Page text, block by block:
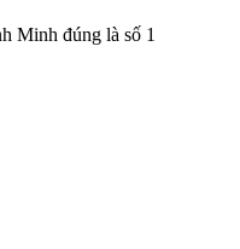
Minh đúng là số 1